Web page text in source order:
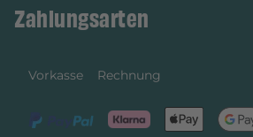
Zahlungsarten
Vorkasse Rechnung